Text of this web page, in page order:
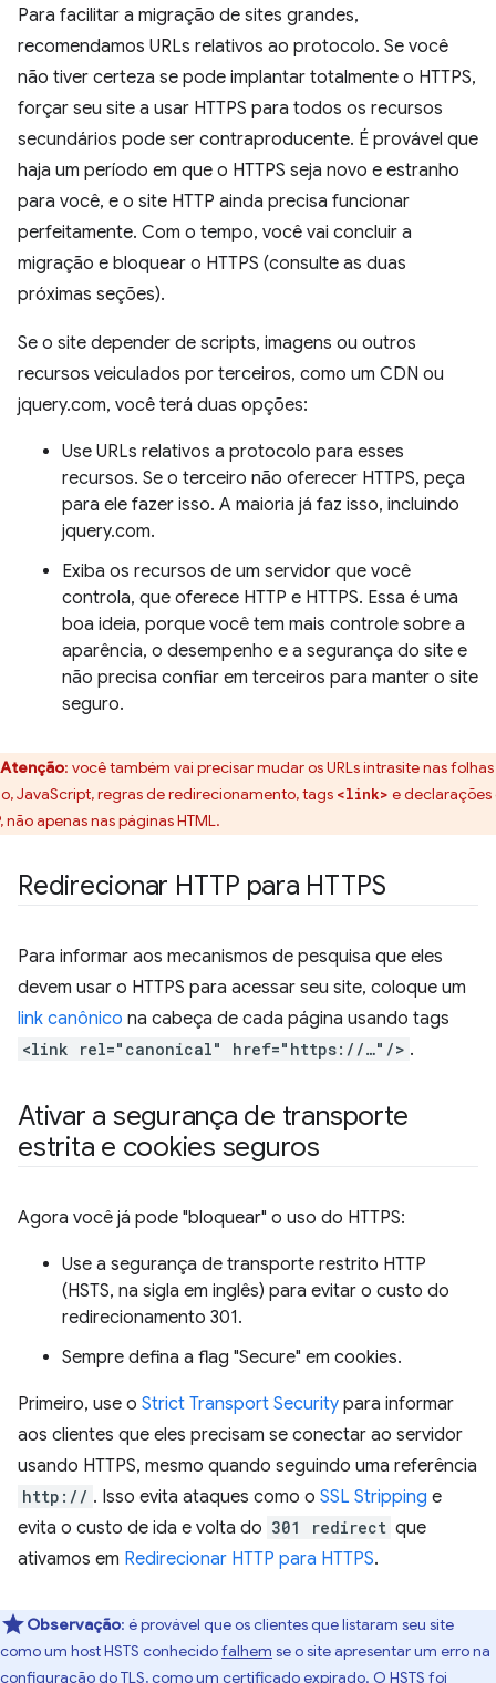
Para facilitar a migração de sites grandes,
recomendamos URLs relativos ao protocolo. Se você
não tiver certeza se pode implantar totalmente o HTTPS,
forçar seu site a usar HTTPS para todos os recursos
secundários pode ser contraproducente. É provável que
haja um período em que o HTTPS seja novo e estranho
para você, e o site HTTP ainda precisa funcionar
perfeitamente. Com o tempo, você vai concluir a
migração e bloquear o HTTPS (consulte as duas
próximas seções).
Se o site depender de scripts, imagens ou outros
recursos veiculados por terceiros, como um CDN ou
jquery.com, você terá duas opções:
Use URLs relativos a protocolo para esses
recursos. Se o terceiro não oferecer HTTPS, peça
para ele fazer isso. A maioria já faz isso, incluindo
jquery.com.
Exiba os recursos de um servidor que você
controla, que oferece HTTP e HTTPS. Essa é uma
boa ideia, porque você tem mais controle sobre a
aparência, o desempenho e a segurança do site e
não precisa confiar em terceiros para manter o site
seguro.
Atenção: você também vai precisar mudar os URLs intrasite nas
JavaScript, regras de redirecionamento, tags <link> e declarações
não apenas nas páginas HTML.
Redirecionar HTTP para HTTPS
Para informar aos mecanismos de pesquisa que eles
devem usar o HTTPS para acessar seu site, coloque um
link canônico na cabeça de cada página usando tags
<link rel="canonical" href="https://…"/> .
Ativar a segurança de transporte
estrita e cookies seguros
Agora você já pode "bloquear" o uso do HTTPS:
Use a segurança de transporte restrito HTTP
(HSTS, na sigla em inglês) para evitar o custo do
redirecionamento 301.
Sempre defina a flag "Secure" em cookies.
Primeiro, use o Strict Transport Security para informar
aos clientes que eles precisam se conectar ao servidor
usando HTTPS, mesmo quando seguindo uma referência
http:// . Isso evita ataques como o SSL Stripping e
evita o custo de ida e volta do 301 redirect que
ativamos em Redirecionar HTTP para HTTPS.
Observação: é provável que os clientes que listaram seu site
como um host HSTS conhecidofalhem se o site apresentar um erro na
configuração do TLS, como um certificado expirado. O HSTS foi